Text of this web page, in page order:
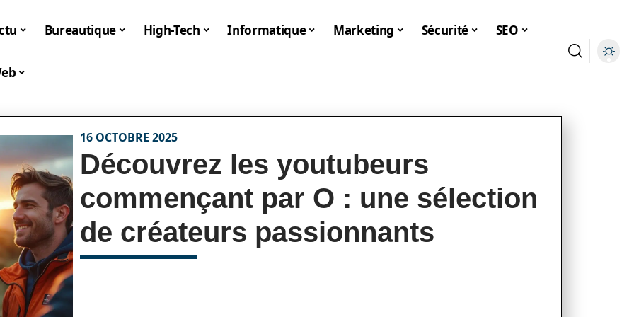
Bureautique High-Tech Informatique Marketing Sécurité SEO
16 OCTOBRE 2025
Découvrez les youtubeurs
commençant par O : une sélection
de créateurs passionnants